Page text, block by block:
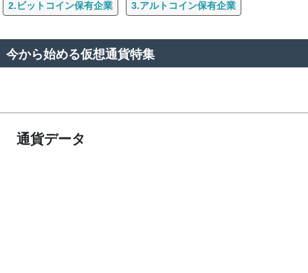
2.ビットコイン保有企業 3.アルトコイン保有企業
今から始める仮想通貨特集
通貨データ